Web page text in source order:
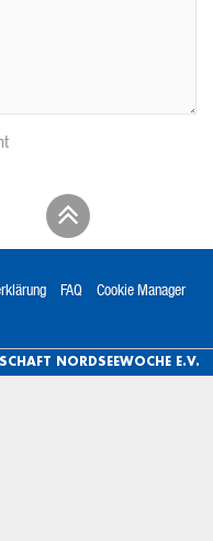
FAQ Cookie Manager
NORDSEEWOCHE E.V.